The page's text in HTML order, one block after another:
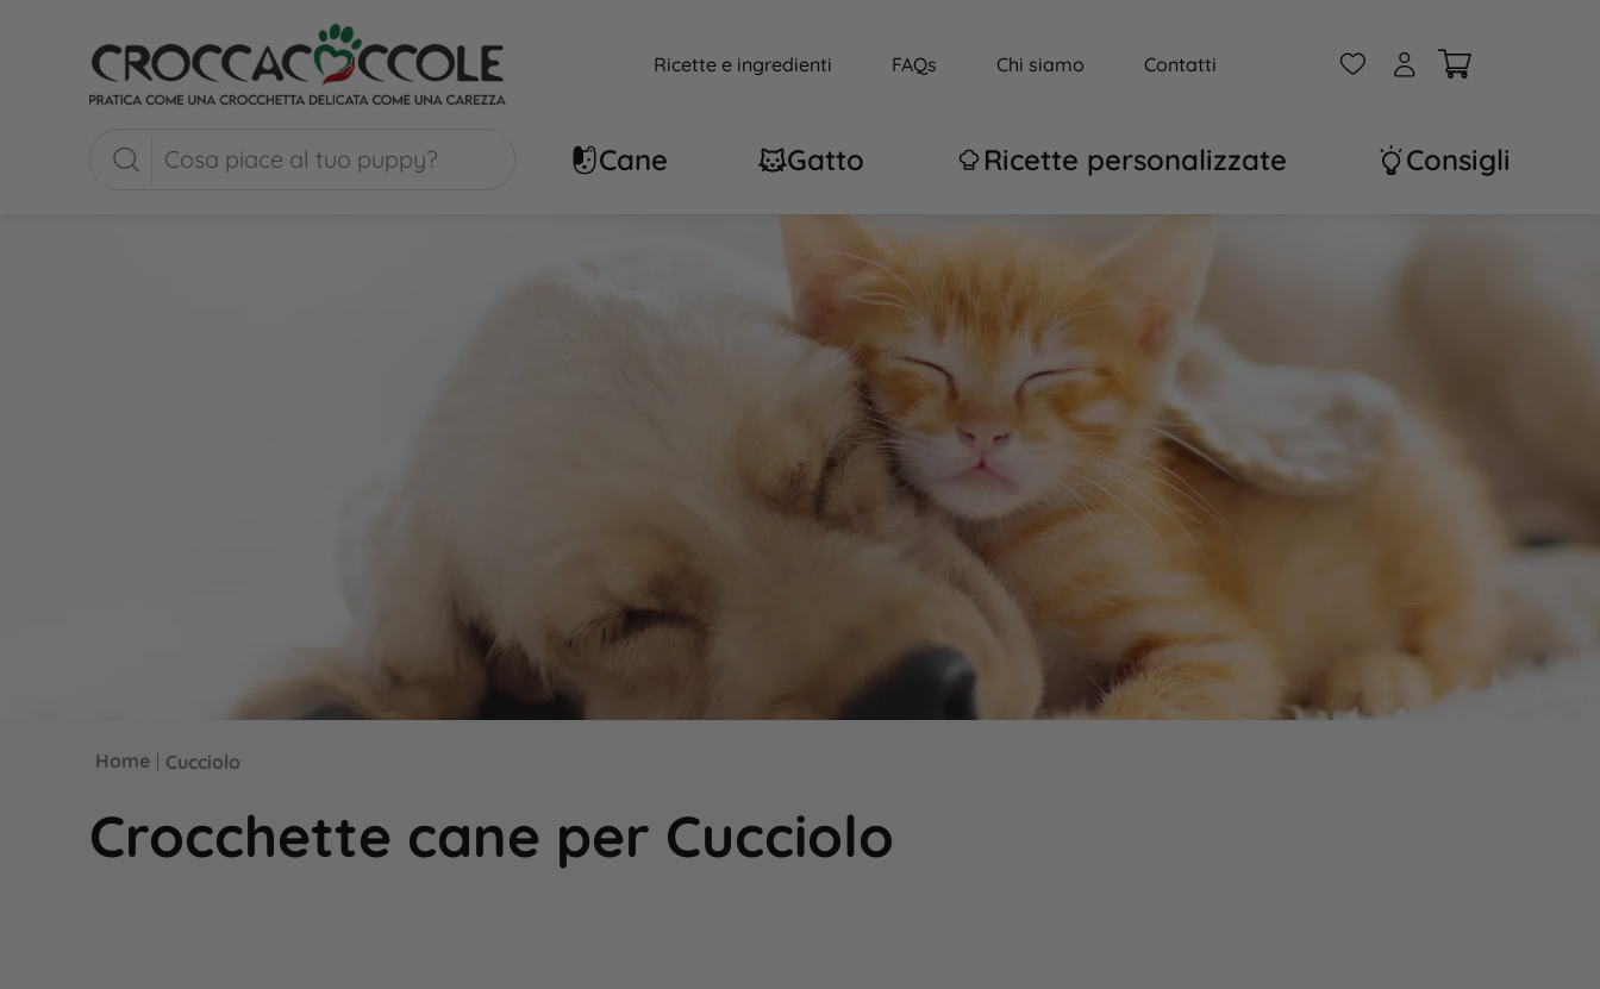
Ricette e ingredienti FAQs Chi siamo Contatti W A
Cane Gatto Ricette personalizzate Consigli
Home | Cucciolo
Crocchette cane per Cucciolo